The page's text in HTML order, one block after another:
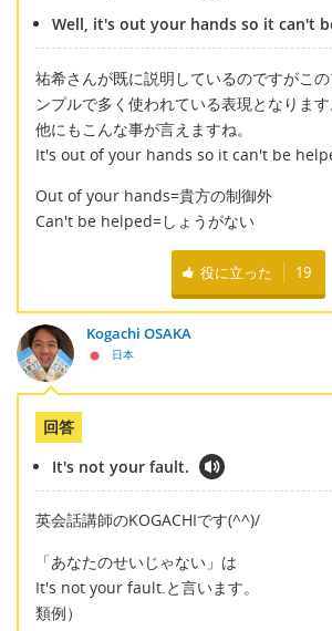
Well, it's out your hands so it can't
祐希さんが既に説明しているのですがこ
ンプルで多く使われている表現となります
他にもこんな事が言えますね。
It's out of your hands so it can't be
Out of your hands=貴方の制御外
Can't be helped=しょうがない
役に立った 19
Kogachi OSAKA
日本
回答
It's not your fault.
英会話講師のKOGACHIです(^^)/
「あなたのせいじゃない」は
It's not your fault.と言います。
類例）